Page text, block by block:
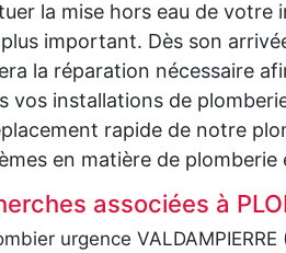
la mise hors eau de votre
plus important. Dès son
la réparation nécessaire
vos installations de
rapide de notre
en matière de plomberie
associées à
urgence